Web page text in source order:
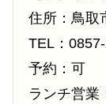
住所：鳥取
TEL：
予約：可
ランチ営業